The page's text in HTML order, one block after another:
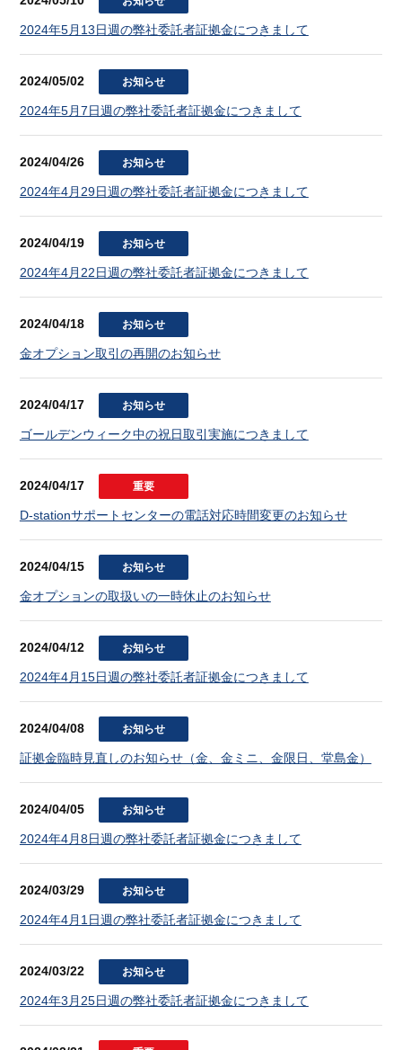
2024年5月13日週の弊社委託者証拠金につきまして
2024/05/02 お知らせ
2024年5月7日週の弊社委託者証拠金につきまして
2024/04/26 お知らせ
2024年4月29日週の弊社委託者証拠金につきまして
2024/04/19 お知らせ
2024年4月22日週の弊社委託者証拠金につきまして
2024/04/18 お知らせ
金オプション取引の再開のお知らせ
2024/04/17 お知らせ
ゴールデンウィーク中の祝日取引実施につきまして
2024/04/17 重要
D-stationサポートセンターの電話対応時間変更のお知らせ
2024/04/15 お知らせ
金オプションの取扱いの一時休止のお知らせ
2024/04/12 お知らせ
2024年4月15日週の弊社委託者証拠金につきまして
2024/04/08 お知らせ
証拠金臨時見直しのお知らせ（金、金ミニ、金限日、堂島金）
2024/04/05 お知らせ
2024年4月8日週の弊社委託者証拠金につきまして
2024/03/29 お知らせ
2024年4月1日週の弊社委託者証拠金につきまして
2024/03/22 お知らせ
2024年3月25日週の弊社委託者証拠金につきまして